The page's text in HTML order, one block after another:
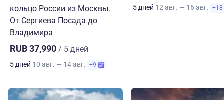
кольцо России из Москвы.
От Сергиева Посада до
Владимира
RUB 37,990 / 5 дней
5 дней 10 авг. — 14 авг. +9
5 дней 12 авг. — 16 авг. +18